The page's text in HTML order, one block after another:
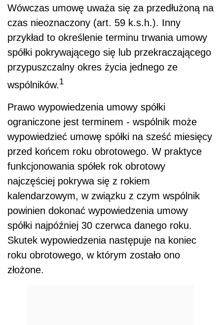
Wówczas umowę uważa się za przedłużoną na
czas nieoznaczony (art. 59 k.s.h.). Inny
przykład to określenie terminu trwania umowy
spółki pokrywającego się lub przekraczającego
przypuszczalny okres życia jednego ze
wspólników.1
Prawo wypowiedzenia umowy spółki
ograniczone jest terminem - wspólnik może
wypowiedzieć umowę spółki na sześć miesięcy
przed końcem roku obrotowego. W praktyce
funkcjonowania spółek rok obrotowy
najczęściej pokrywa się z rokiem
kalendarzowym, w związku z czym wspólnik
powinien dokonać wypowiedzenia umowy
spółki najpóźniej 30 czerwca danego roku.
Skutek wypowiedzenia następuje na koniec
roku obrotowego, w którym zostało ono
złożone.